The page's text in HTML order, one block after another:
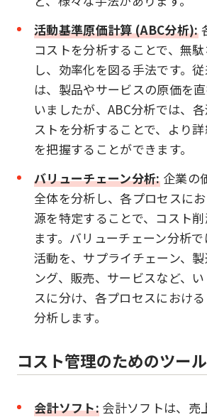
活動基準原価計算 (ABC分析):
コストを分析することで、無
し、効率化を図る手法です。
は、製品やサービスの原価を
いましたが、ABC分析では、
ストを分析することで、より
を把握することができます。
バリューチェーン分析:企業の
全体を分析し、各プロセスに
源を特定することで、コスト
ます。バリューチェーン分析
活動を、サプライチェーン、
ング、販売、サービスなど、
スに分け、各プロセスにおけ
分析します。
コスト管理のためのツール
会計ソフト: 会計ソフトは、売